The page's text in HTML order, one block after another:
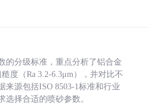
的分级标准，重点分析了铝合金
度（Ra 3.2-6.3μm），并对比不
来源包括ISO 8503-1标准和行业
选择合适的喷砂参数。